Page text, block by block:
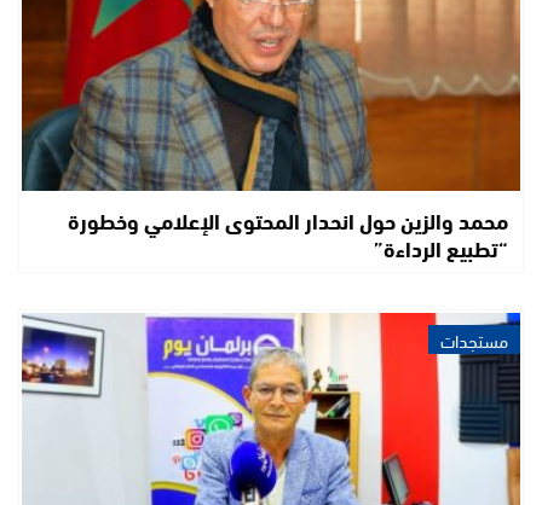
محمد والزين حول انحدار المحتوى الإعلامي وخطورة
“تطبيع الرداءة”
مستجدات